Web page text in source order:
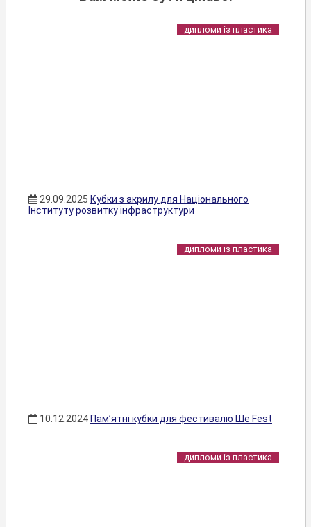
дипломи із пластика
29.09.2025 Кубки з акрилу для Національного
Інституту розвитку інфраструктури
дипломи із пластика
10.12.2024 Пам’ятні кубки для фестивалю Ше Fest
дипломи із пластика